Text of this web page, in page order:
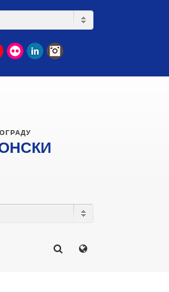
YouTube
Flickr LinkedIn